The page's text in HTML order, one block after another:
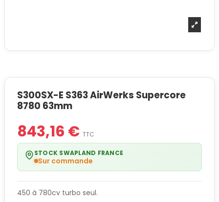
S300SX-E S363 AirWerks Supercore
8780 63mm
843,16 € TTC
STOCK SWAPLAND FRANCE
Sur commande
450 à 780cv turbo seul.